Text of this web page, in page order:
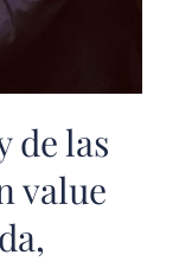
de las
value